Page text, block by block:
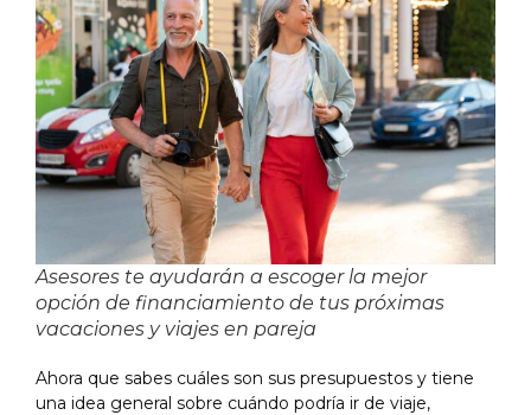
Asesores te ayudarán a escoger la mejor
opción de financiamiento de tus próximas
vacaciones y viajes en pareja
Ahora que sabes cuáles son sus presupuestos y tiene
una idea general sobre cuándo podría ir de viaje,